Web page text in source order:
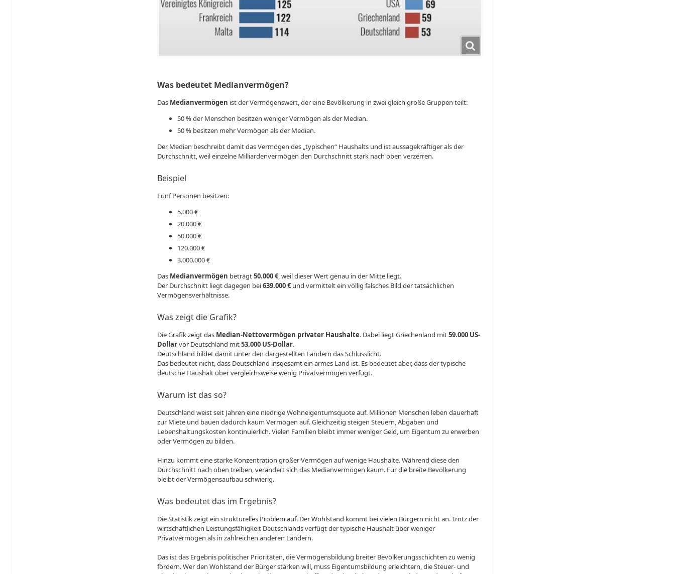
Was bedeutet Medianvermögen?
Das Medianvermögen ist der Vermögenswert, der eine Bevölkerung in zwei gleich große Gruppen teilt:
50 % der Menschen besitzen weniger Vermögen als der Median.
50 % besitzen mehr Vermögen als der Median.
Der Median beschreibt damit das Vermögen des „typischen“ Haushalts und ist aussagekräftiger als der
Durchschnitt, weil einzelne Milliardenvermögen den Durchschnitt stark nach oben verzerren.
Beispiel
Fünf Personen besitzen:
5.000 €
20.000 €
50.000 €
120.000 €
3.000.000 €
Das Medianvermögen beträgt50.000 €, weil dieser Wert genau in der Mitte liegt.
Der Durchschnitt liegt dagegen bei639.000 €und vermittelt ein völlig falsches Bild der tatsächlichen
Vermögensverhältnisse.
Was zeigt die Grafik?
Die Grafik zeigt das Median-Nettovermögen privater Haushalte. Dabei liegt Griechenland mit59.000 US-
Dollarvor Deutschland mit53.000 US-Dollar.
Deutschland bildet damit unter den dargestellten Ländern das Schlusslicht.
Das bedeutet nicht, dass Deutschland insgesamt ein armes Land ist. Es bedeutet aber, dass der typische
deutsche Haushalt über vergleichsweise wenig Privatvermögen verfügt.
Warum ist das so?
Deutschland weist seit Jahren eine niedrige Wohneigentumsquote auf. Millionen Menschen leben dauerhaft
zur Miete und bauen dadurch kaum Vermögen auf. Gleichzeitig steigen Steuern, Abgaben und
Lebenshaltungskosten kontinuierlich. Vielen Familien bleibt immer weniger Geld, um Eigentum zu erwerben
oder Vermögen zu bilden.
Hinzu kommt eine starke Konzentration großer Vermögen auf wenige Haushalte. Während diese den
Durchschnitt nach oben treiben, verändert sich das Medianvermögen kaum. Für die breite Bevölkerung
bleibt der Vermögensaufbau schwierig.
Was bedeutet das im Ergebnis?
Die Statistik zeigt ein strukturelles Problem auf. Der Wohlstand kommt bei vielen Bürgern nicht an. Trotz der
wirtschaftlichen Leistungsfähigkeit Deutschlands verfügt der typische Haushalt über weniger
Privatvermögen als in zahlreichen anderen Ländern.
Das ist das Ergebnis politischer Prioritäten, die Vermögensbildung breiter Bevölkerungsschichten zu wenig
fördern. Wer den Wohlstand der Bürger stärken will, muss Eigentumsbildung erleichtern, die Steuer- und